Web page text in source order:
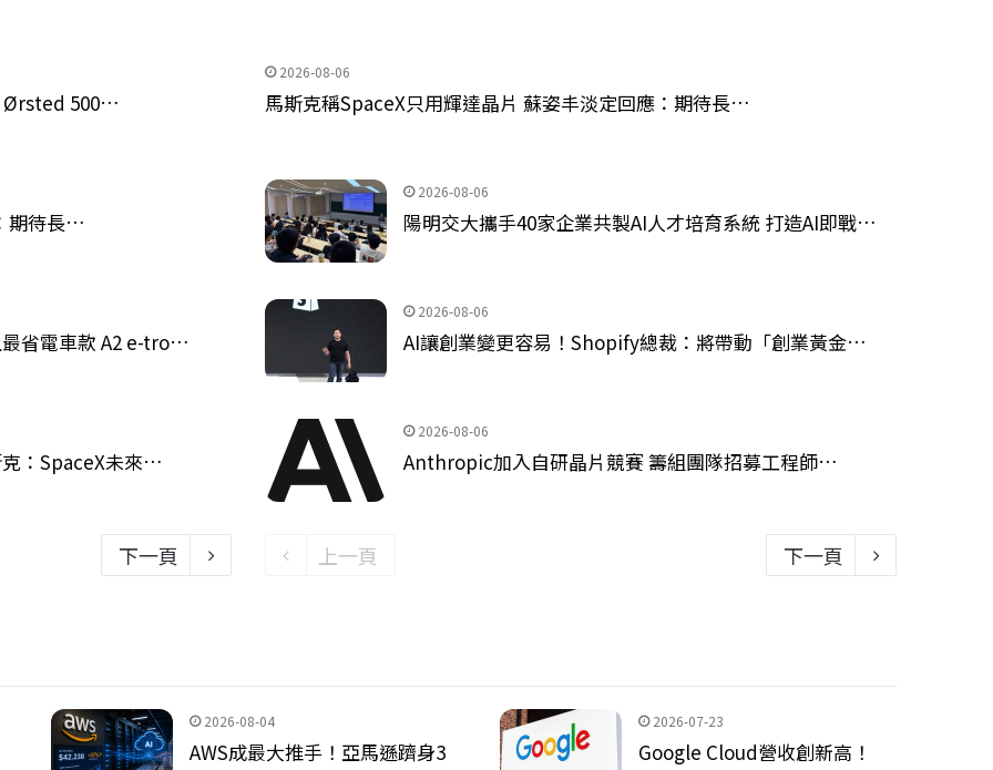
Ørsted 500…
期待長…
省電車款 A2 e-tro…
克：SpaceX未來…
下一頁
2026-08-06
馬斯克稱SpaceX只用輝達晶片 蘇姿丰淡定回應：期待長…
2026-08-06
陽明交大攜手40家企業共製AI人才培育系統 打造AI即戰…
2026-08-06
AI讓創業變更容易！Shopify總裁：將帶動「創業黃金…
2026-08-06
Anthropic加入自研晶片競賽 籌組團隊招募工程師…
上一頁 下一頁
2026-08-04
AWS成最大推手！亞馬遜躋身3
2026-07-23
Google Cloud營收創新高！